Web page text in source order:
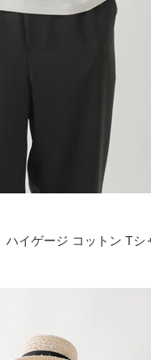
イゲージ コットン Tシ